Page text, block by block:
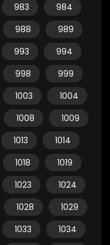
983
984
988
989
993
994
998
999
1003
1004
1008
1009
1013
1014
1018
1019
1023
1024
1028
1029
1033
1034